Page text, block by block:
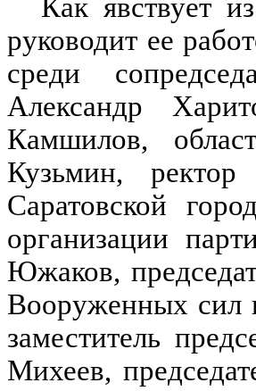
Как явствует
руководит ее
среди
Александр
Камшилов,
Кузьмин,
Саратовской
организации
Южаков,
Вооруженных сил
заместитель
Михеев,